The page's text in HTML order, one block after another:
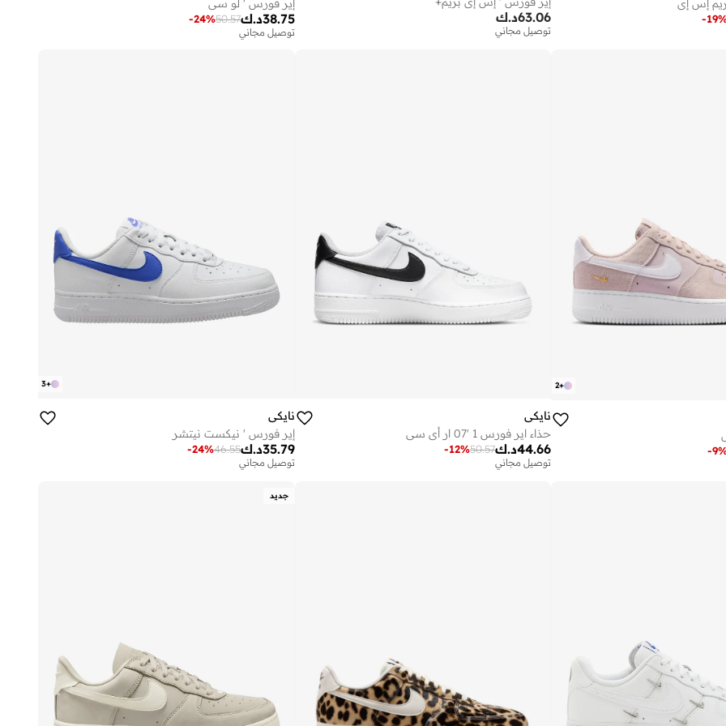
إس إي
-19 د.ك63.06
توصيل مجاني
إير فورس ' لو سي
د.ك38.75
50.57
-24%
توصيل مجاني
+
2
-9
نايكي
حذاء اير فورس 1 '07 ار أي سي
د.ك44.66
50.57
-12%
توصيل مجاني
+
3
نايكي
إير فورس ' نيكست نيتشر
د.ك35.79
46.55
-24%
توصيل مجاني
جديد